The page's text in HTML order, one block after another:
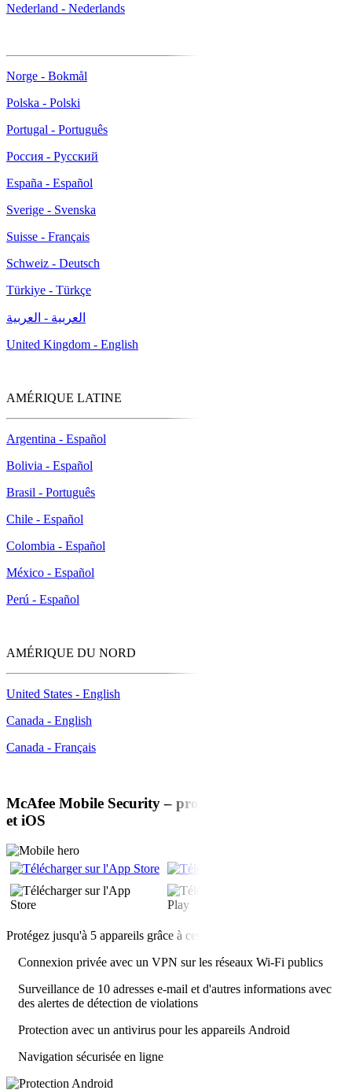
Nederland - Nederlands
Norge - Bokmål
Polska - Polski
Portugal - Português
Россия - Русский
España - Español
Sverige - Svenska
Suisse - Français
Schweiz - Deutsch
Türkiye - Türkçe
العربية - العربية
United Kingdom - English
AMÉRIQUE LATINE
Argentina - Español
Bolivia - Español
Brasil - Português
Chile - Español
Colombia - Español
México - Español
Perú - Español
AMÉRIQUE DU NORD
United States - English
Canada - English
Canada - Français
McAfee Mobile Security – protection pour Android
et iOS
Protégez jusqu'à 5 appareils grâce à ces fonctionnalités :
Connexion privée avec un VPN sur les réseaux Wi-Fi publics
Surveillance de 10 adresses e-mail et d'autres informations avec
des alertes de détection de violations
Protection avec un antivirus pour les appareils Android
Navigation sécurisée en ligne